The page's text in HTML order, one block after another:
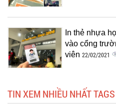
In thẻ nhựa
vào cổng
viên 22/02/2021
TIN XEM NHIỀU NHẤT